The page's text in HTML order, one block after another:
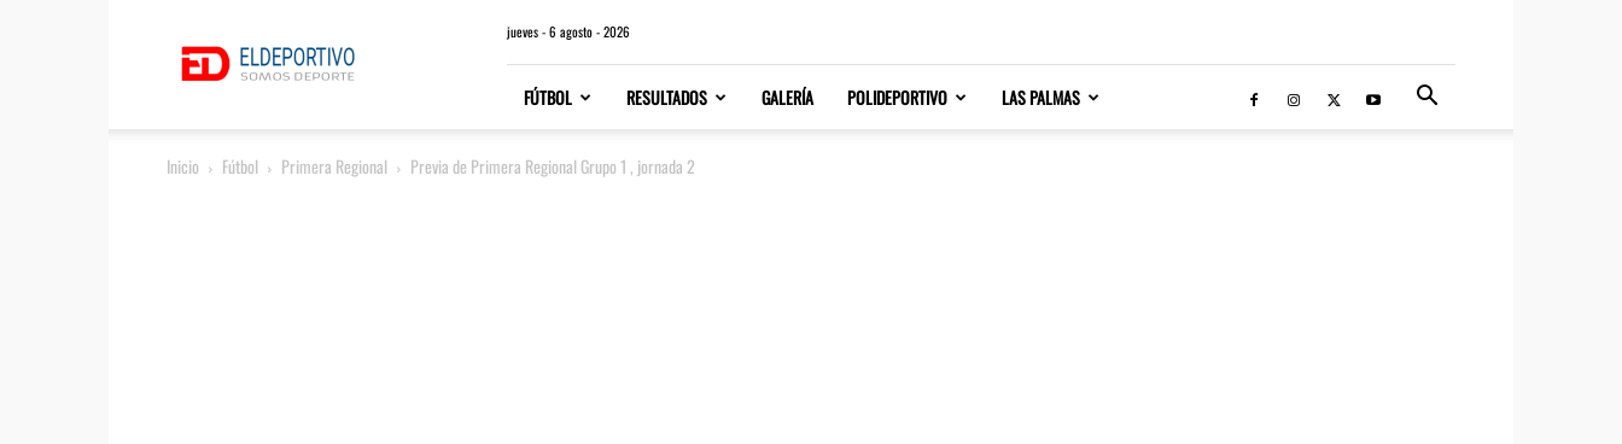
jueves - 6 agosto - 2026
FÚTBOL RESULTADOS GALERÍA POLIDEPORTIVO LAS PALMAS
Inicio Fútbol Primera Regional Previa de Primera Regional Grupo 1 , jornada 2